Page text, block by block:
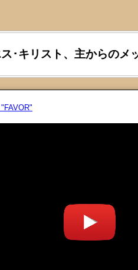
ス･キリスト、主からのメ